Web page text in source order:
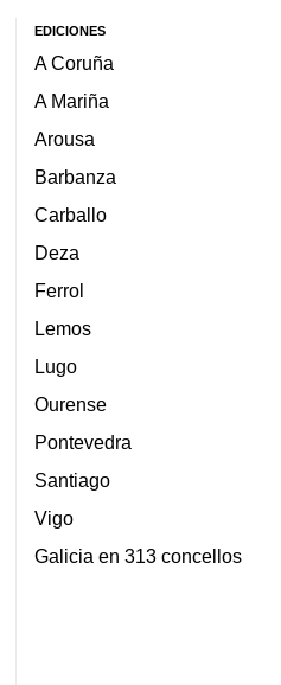
EDICIONES
A Coruña
A Mariña
Arousa
Barbanza
Carballo
Deza
Ferrol
Lemos
Lugo
Ourense
Pontevedra
Santiago
Vigo
Galicia en 313 concellos